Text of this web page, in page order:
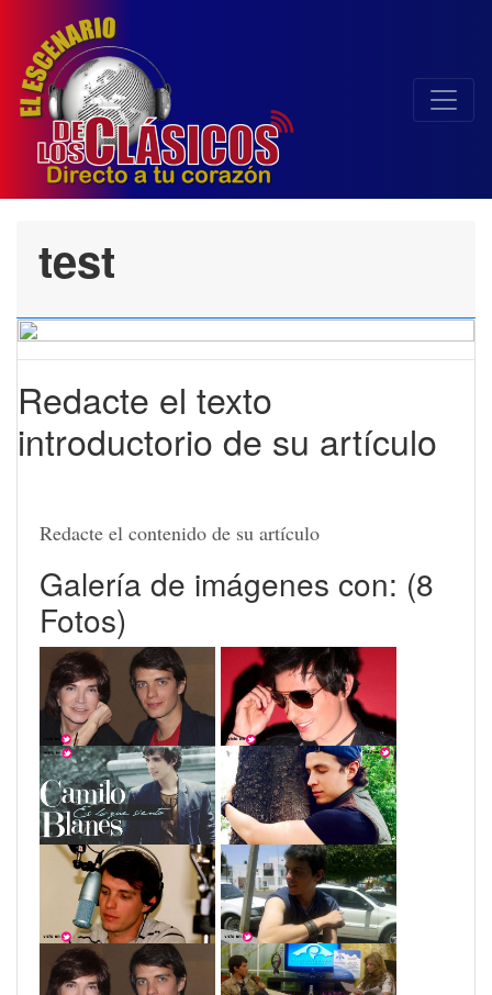
test
Redacte el texto
introductorio de su artículo
Redacte el contenido de su artículo
Galería de imágenes con: (8
Fotos)